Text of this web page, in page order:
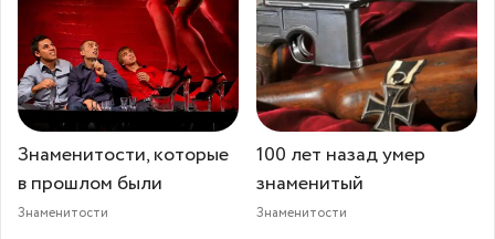
Знаменитости, которые
в прошлом были
Знаменитости
100 лет назад умер
знаменитый
Знаменитости